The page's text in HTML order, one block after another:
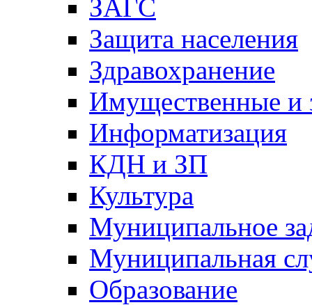
ЗАГС
Защита населения
Здравохранение
Имущественные и
Информатизация
КДН и ЗП
Культура
Муниципальное
Муниципальная
Образование